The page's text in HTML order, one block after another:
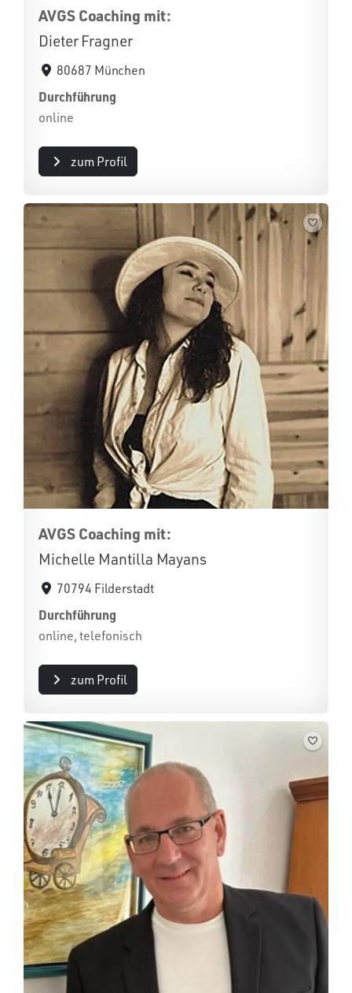
AVGS Coaching mit:
Dieter Fragner
80687 München
Durchführung
online
zum Profil
AVGS Coaching mit:
Michelle Mantilla Mayans
70794 Filderstadt
Durchführung
online, telefonisch
zum Profil